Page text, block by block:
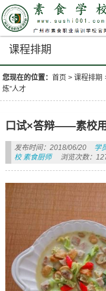
课程排期
您现在的位置：首页 >课程排期
炼”人才
口试×答辩——素校
发布时间：2018/06/20 学
校 素食厨师
浏览次数：